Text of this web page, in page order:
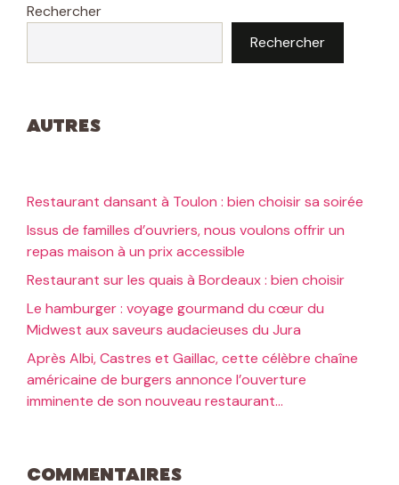
Rechercher
Rechercher
Autres
Restaurant dansant à Toulon : bien choisir sa soirée
Issus de familles d’ouvriers, nous voulons offrir un
repas maison à un prix accessible
Restaurant sur les quais à Bordeaux : bien choisir
Le hamburger : voyage gourmand du cœur du
Midwest aux saveurs audacieuses du Jura
Après Albi, Castres et Gaillac, cette célèbre chaîne
américaine de burgers annonce l’ouverture
imminente de son nouveau restaurant…
Commentaires